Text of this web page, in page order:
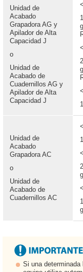
Unidad de
Acabado
Grapadora AG y
Apilador de Alta
Capacidad J
o
Unidad de
Acabado de
Cuadernillos AG y
Apilador de Alta
Capacidad J
Unidad de
Acabado
Grapadora AC
o
Unidad de
Acabado de
Cuadernillos AC
Si una